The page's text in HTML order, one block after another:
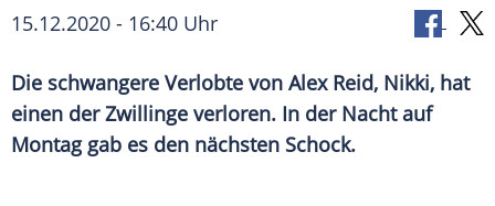
15.12.2020 - 16:40 Uhr
Die schwangere Verlobte von Alex Reid, Nikki, hat
einen der Zwillinge verloren. In der Nacht auf
Montag gab es den nächsten Schock.